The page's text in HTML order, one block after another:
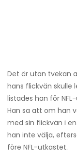
Det är utan tvekan
hans flickvän skulle
listades han för
Han sa att om han
med sin flickvän i
han inte välja,
före NFL-utkastet.